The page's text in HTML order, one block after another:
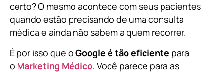
certo? O mesmo acontece com seus pacientes
quando estão precisando de uma consulta
médica e ainda não sabem a quem recorrer.
É por isso que o Google é tão eficiente para
o Marketing Médico. Você parece para as